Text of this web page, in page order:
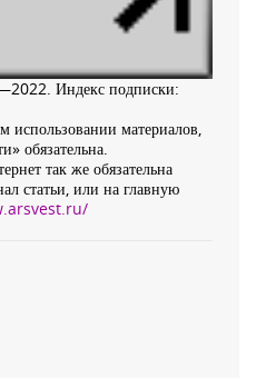
Индекс подписки:
использовании материалов,
обязательна.
так же обязательна
статьи, или на главную